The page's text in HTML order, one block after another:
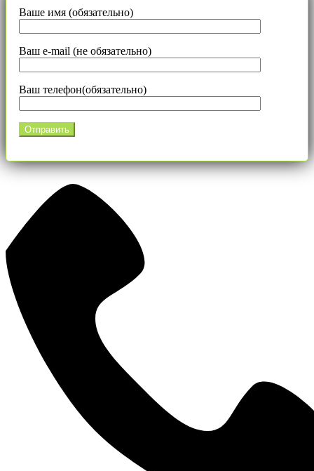
Ваше имя (обязательно)
Ваш e-mail (не обязательно)
Ваш телефон(обязательно)